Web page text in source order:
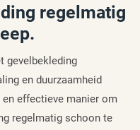
regelmatig
gevelbekleding
en duurzaamheid
en effectieve manier om
regelmatig schoon te